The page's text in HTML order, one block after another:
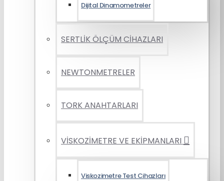
Dijital Dinamometreler
SERTLİK ÖLÇÜM CİHAZLARI
NEWTONMETRELER
TORK ANAHTARLARI
VİSKOZİMETRE VE EKİPMANLARI
Viskozimetre Test Cihazları